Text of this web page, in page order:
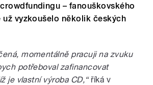
– fanouškovského
vyzkoušelo několik českých
momentálně pracuji na zvuku
potřeboval zafinancovat
je vlastní výroba CD,“říká v